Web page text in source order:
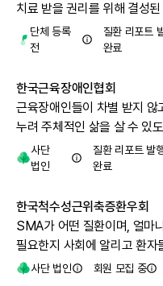
치료 받을 권리를 위해 결성
단체 등록
전
질환 리포트
완료
한국근육장애인협회
근육장애인들이 차별 받지 않
누려 주체적인 삶을 살 수 있
다양한 사업과 정책을 만들어
사단
법인
질환 리포트 발
완료
한국척수성근위축증환우회
SMA가 어떤 질환이며, 얼마
필요한지 사회에 알리고 환자
시키고자 합니다.
사단 법인 회원 모집 중